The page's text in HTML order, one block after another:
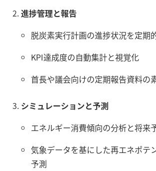
進捗管理と報告
脱炭素実行計画の進捗状況を定期
KPI達成度の自動集計と視覚化
首長や議会向けの定期報告資料の
シミュレーションと予測
エネルギー消費傾向の分析と将来
気象データを基にした再エネポテ
予測